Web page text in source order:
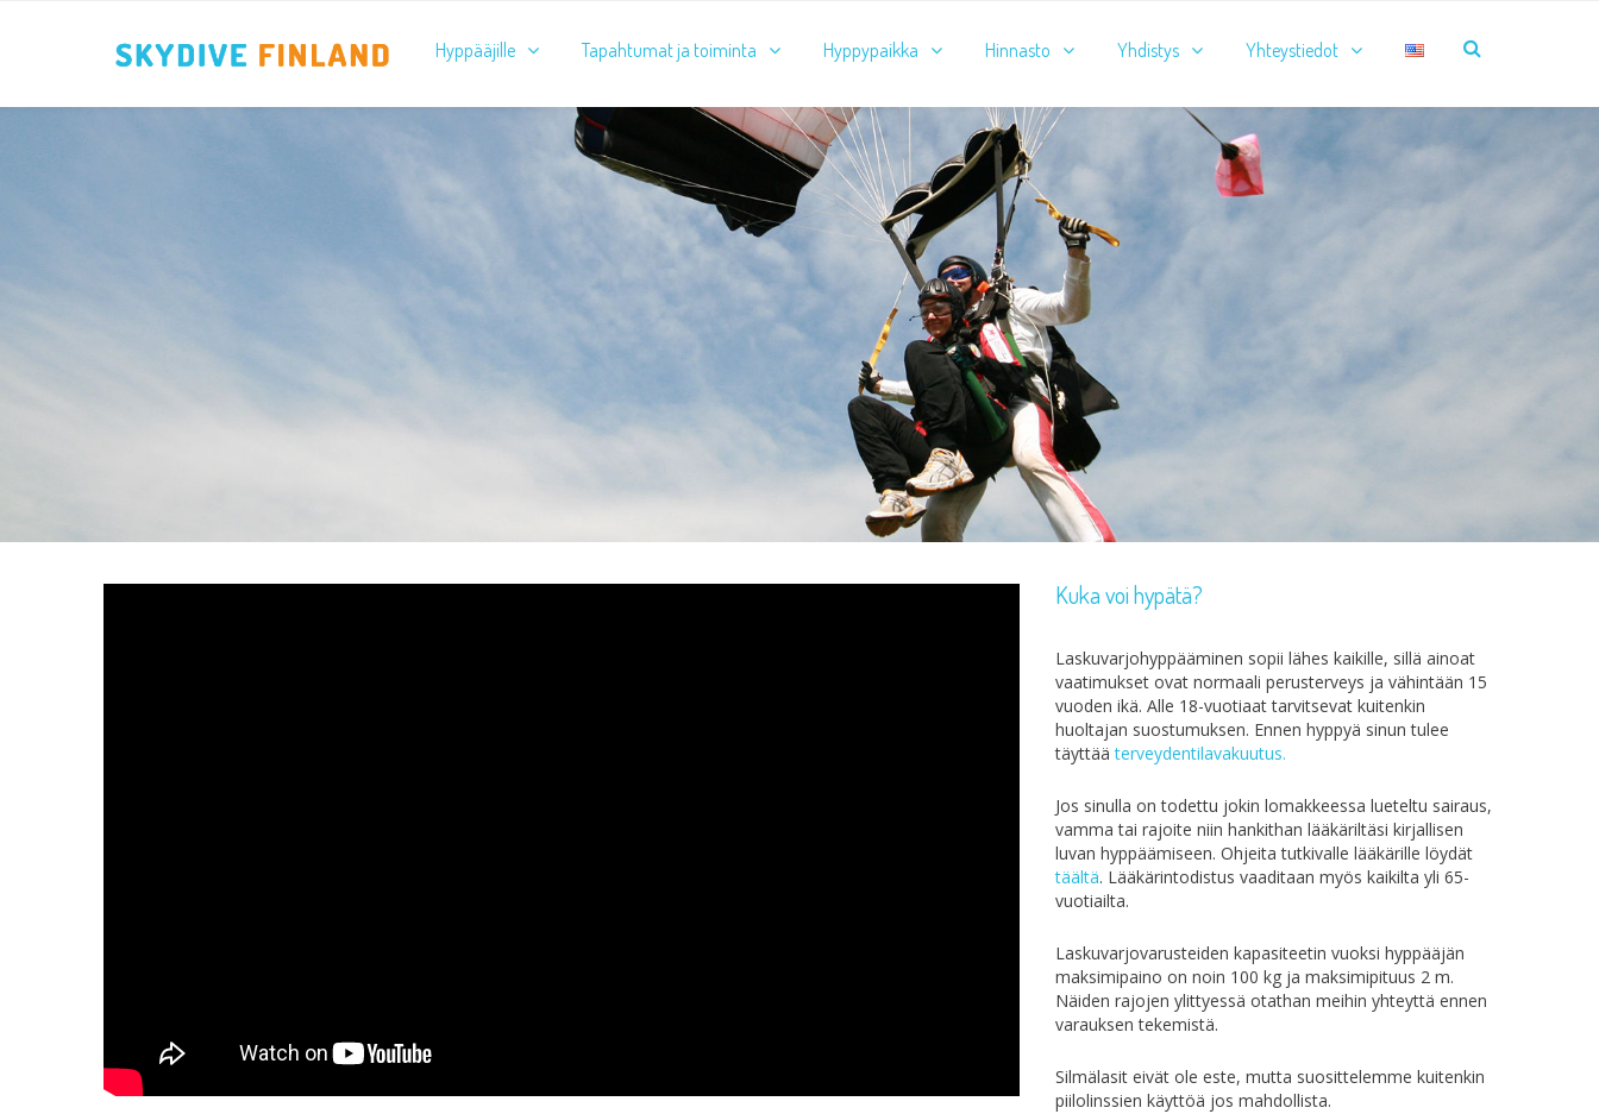
Hyppääjille Tapahtumat ja toiminta Hyppypaikka Hinnasto Yhdistys Yhteystiedot
Kuka voi hypätä?
Laskuvarjohyppääminen sopii lähes kaikille, sillä ainoat
vaatimukset ovat normaali perusterveys ja vähintään 15
vuoden ikä. Alle 18-vuotiaat tarvitsevat kuitenkin
huoltajan suostumuksen. Ennen hyppyä sinun tulee
täyttääterveydentilavakuutus.
Jos sinulla on todettu jokin lomakkeessa lueteltu sairaus,
vamma tai rajoite niin hankithan lääkäriltäsi kirjallisen
luvan hyppäämiseen. Ohjeita tutkivalle lääkärille löydät
täältä. Lääkärintodistus vaaditaan myös kaikilta yli 65-
vuotiailta.
Laskuvarjovarusteiden kapasiteetin vuoksi hyppääjän
maksimipaino on noin 100 kg ja maksimipituus 2 m.
Näiden rajojen ylittyessä otathan meihin yhteyttä ennen
varauksen tekemistä.
Silmälasit eivät ole este, mutta suosittelemme kuitenkin
piilolinssien käyttöä jos mahdollista.